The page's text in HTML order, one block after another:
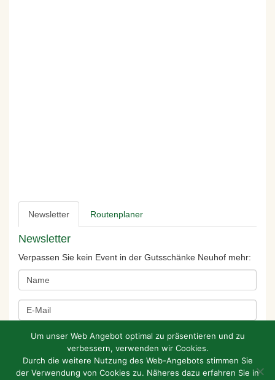
Newsletter Routenplaner
Newsletter
Verpassen Sie kein Event in der Gutsschänke Neuhof mehr:
Um unser Web Angebot optimal zu präsentieren und zu
verbessern, verwenden wir Cookies.
Durch die weitere Nutzung des Web-Angebots stimmen Sie
der Verwendung von Cookies zu. Näheres dazu erfahren Sie in